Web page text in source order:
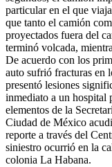
particular en el que
que tanto el camión
proyectados fuera del
terminó volcada,
De acuerdo con los
auto sufrió fracturas en
presentó lesiones
inmediato a un hospital
elementos de la
Ciudad de México
reporte a través del
siniestro ocurrió en la
colonia La Habana.